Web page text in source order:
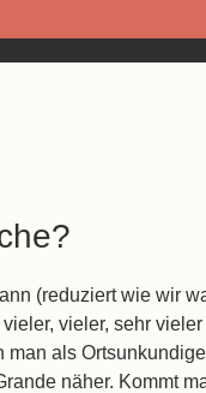
(reduziert wie wir
vieler, sehr
als
näher. Kommt